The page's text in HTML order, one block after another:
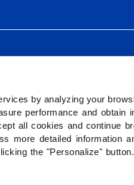
by analyzing your
performance and obtain
all cookies and continue
more detailed information
the "Personalize"
Camino San